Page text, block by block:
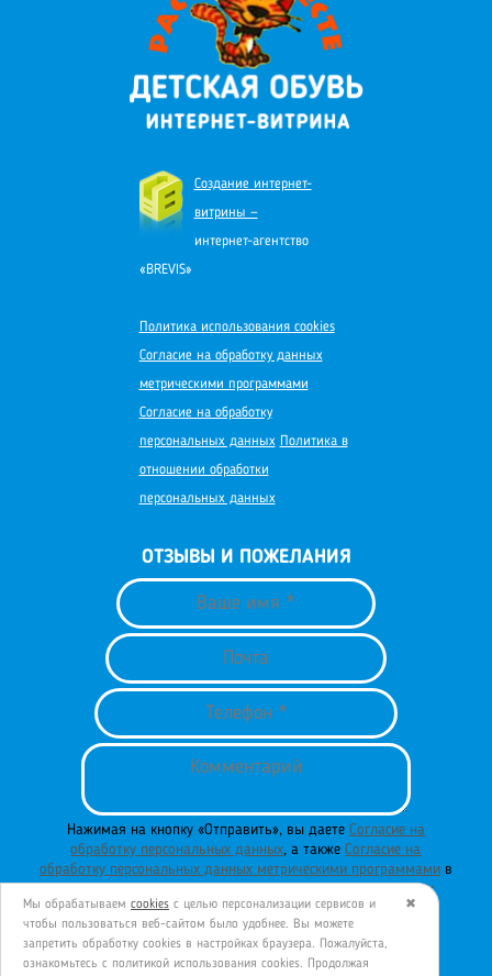
Создание интернет-
витрины —
интернет-агентство
«BREVIS»
Политика использования cookies
Согласие на обработку данных
метрическими программами
Согласие на обработку
персональных данных
Политика в
отношении обработки
персональных данных
ОТЗЫВЫ И ПОЖЕЛАНИЯ
Нажимая на кнопку «Отправить», вы даете Согласие на
обработку персональных данных, а такжеСогласие на
обработку персональных данных метрическими программамив
Политики обработки персональных
данных. ✖
Мы обрабатываем cookies с целью персонализации сервисов и
чтобы пользоваться веб-сайтом было удобнее. Вы можете
запретить обработку сookies в настройках браузера. Пожалуйста,
ознакомьтесь с политикой использования cookies. Продолжая